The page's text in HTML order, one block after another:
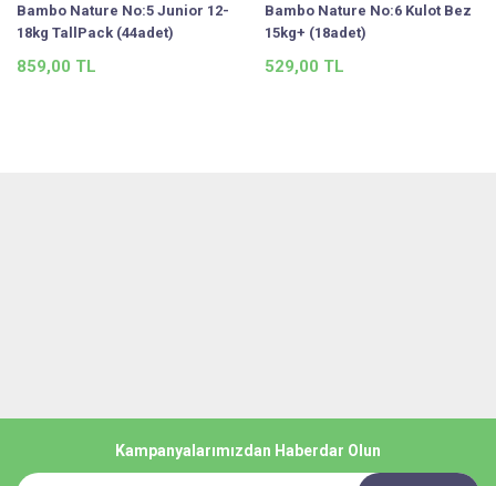
Bambo Nature No:5 Junior 12-
18kg TallPack (44adet)
859,00 TL
Bambo Nature No:6 Kulot Bez
15kg+ (18adet)
529,00 TL
Kampanyalarımızdan Haberdar Olun